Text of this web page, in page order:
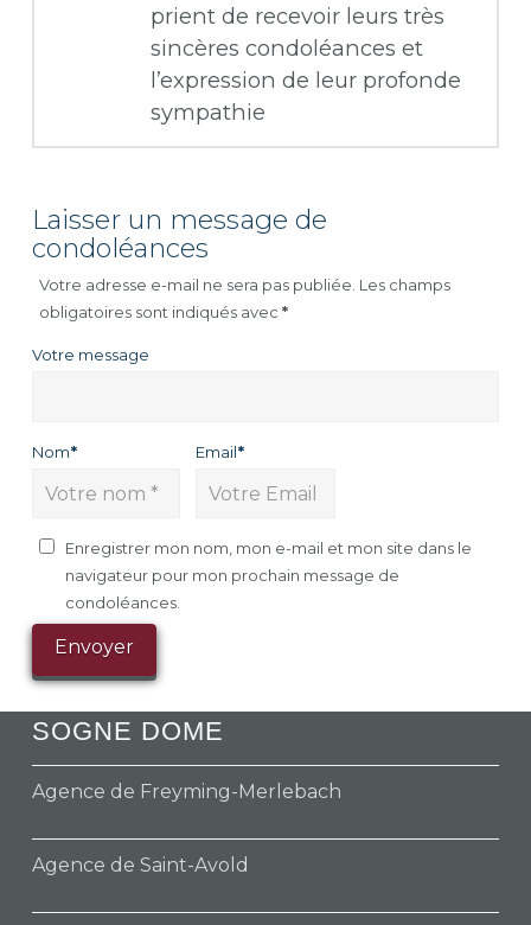
prient de recevoir leurs très
sincères condoléances et
l’expression de leur profonde
sympathie
Laisser un message de
condoléances
Votre adresse e-mail ne sera pas publiée. Les champs
obligatoires sont indiqués avec*
Votre message
Nom* Email*
Enregistrer mon nom, mon e-mail et mon site dans le
navigateur pour mon prochain message de
condoléances.
SOGNE DOME
Agence de Freyming-Merlebach
Agence de Saint-Avold